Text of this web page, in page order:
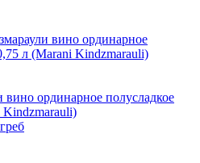
ординарное полусладкое
Kindzmarauli)